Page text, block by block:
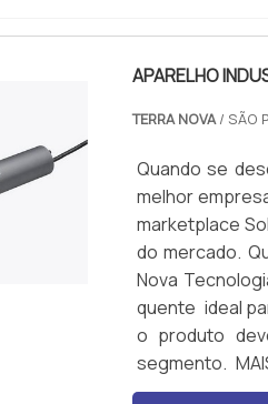
APARELHO
TERRA NOVA/ SÃO
Quando se
melhor
marketplace
do mercado.
Nova
quente ideal
o produto
segmento.
industrial de ar